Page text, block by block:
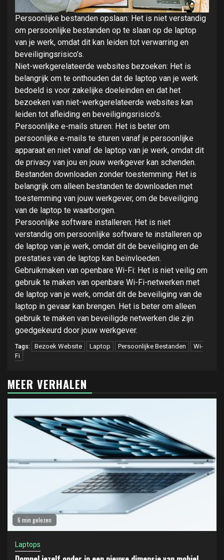
Persoonlijke bestanden opslaan: Het is niet verstandig
om persoonlijke bestanden op te slaan op de laptop
van je werk, omdat dit kan leiden tot verwarring en
beveiligingsrisico’s.
Niet-werkgerelateerde websites bezoeken: Het is
belangrijk om te onthouden dat de laptop van je werk
bedoeld is voor zakelijke doeleinden en dat het
bezoeken van niet-werkgerelateerde websites kan
leiden tot afleiding en beveiligingsrisico’s.
Persoonlijke e-mails sturen: Het is beter om
persoonlijke e-mails te sturen vanaf je persoonlijke
apparaat en niet vanaf de laptop van je werk, omdat dit
de privacy van jou en jouw werkgever kan schenden.
Bestanden downloaden zonder toestemming: Het is
belangrijk om alleen bestanden te downloaden met
toestemming van jouw werkgever, om de beveiliging
van de laptop te waarborgen.
Persoonlijke software installeren: Het is niet
verstandig om persoonlijke software te installeren op
de laptop van je werk, omdat dit de beveiliging en de
prestaties van de laptop kan beïnvloeden.
Gebruikmaken van openbare Wi-Fi: Het is niet veilig om
gebruik te maken van openbare Wi-Fi-netwerken met
de laptop van je werk, omdat dit de beveiliging van de
laptop in gevaar kan brengen. Het is beter om alleen
gebruik te maken van beveiligde netwerken die zijn
goedgekeurd door jouw werkgever.
Tags: Bezoek Website Laptop Persoonlijke Bestanden
Wi-
Fi
MEER VERHALEN
6 min gelezen
Laptops